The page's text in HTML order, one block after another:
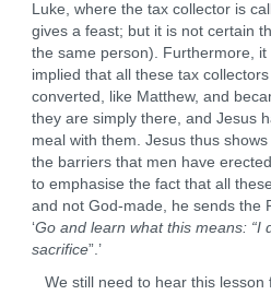
Luke, where the tax collector is
gives a feast; but it is not certain
the same person). Furthermore,
implied that all these tax
converted, like Matthew, and
they are simply there, and Jesus
meal with them. Jesus thus shows
the barriers that men have
to emphasise the fact that all
and not God-made, he sends the
‘Go and learn what this means: “I
sacrifice”.’
We still need to hear this lesson